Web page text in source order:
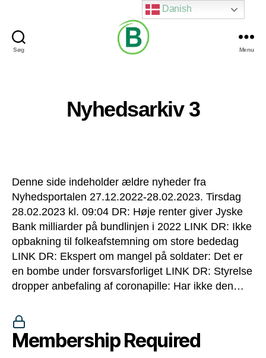
Søg Menu
Nyhedsarkiv 3
Denne side indeholder ældre nyheder fra
Nyhedsportalen 27.12.2022-28.02.2023. Tirsdag
28.02.2023 kl. 09:04 DR: Høje renter giver Jyske
Bank milliarder på bundlinjen i 2022 LINK DR: Ikke
opbakning til folkeafstemning om store bededag
LINK DR: Ekspert om mangel på soldater: Det er
en bombe under forsvarsforliget LINK DR: Styrelse
dropper anbefaling af coronapille: Har ikke den…
Membership Required
Danish